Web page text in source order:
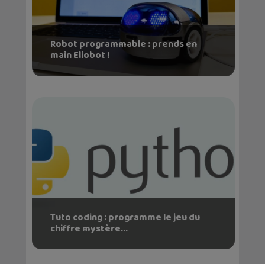
Robot programmable : prends en
main Eliobot !
Tuto coding : programme le jeu du
chiffre mystère...